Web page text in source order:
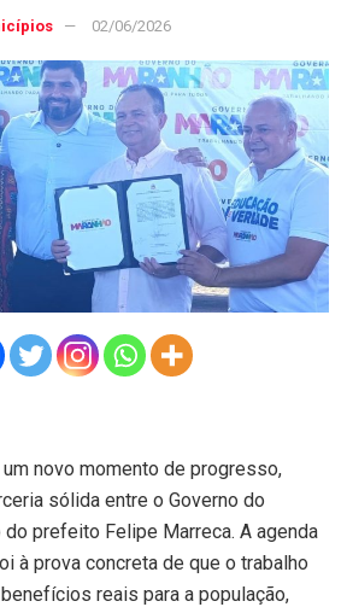
02/06/2026
novo momento de progresso,
sólida entre o Governo do
do prefeito Felipe Marreca. A agenda
à prova concreta de que o trabalho
reais para a população,